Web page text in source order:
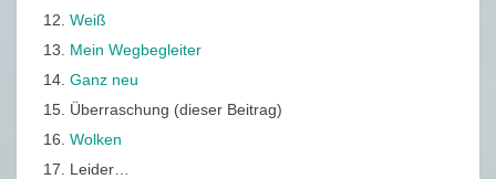
12. Weiß
13. Mein Wegbegleiter
14. Ganz neu
15. Überraschung (dieser Beitrag)
16. Wolken
17. Leider…